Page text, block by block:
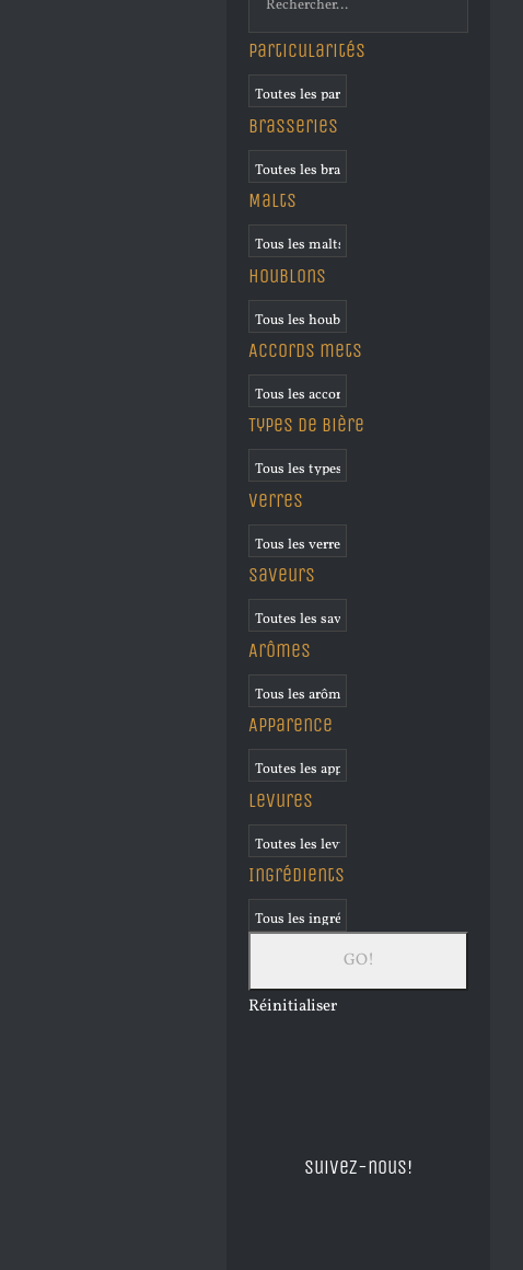
Particularités
Brasseries
Malts
Houblons
Accords mets
Types de bière
Verres
Saveurs
Arômes
Apparence
Levures
Ingrédients
Réinitialiser
Suivez-nous!